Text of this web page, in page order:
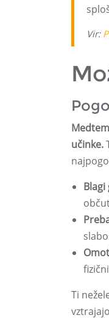
Vir:
učinke.
Ti